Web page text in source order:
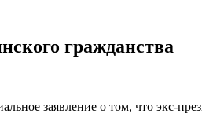
гражданства
заявление о том, что экс-